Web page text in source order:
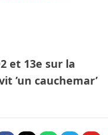
et 13e sur la
’un cauchemar’